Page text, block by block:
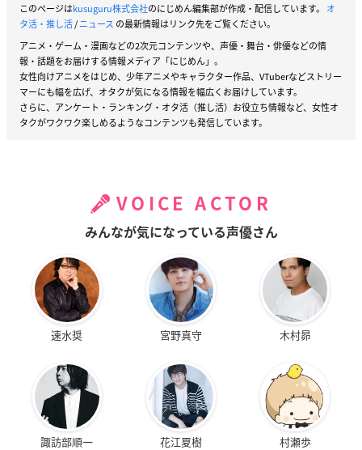
このページはkusuguru株式会社のにじめん編集部が作成・配信しています。 オ
タ活・推し活/ニュース の最新情報はリンク先をご覧ください。
アニメ・ゲーム・漫画などの2次元コンテンツや、声優・舞台・俳優などの情
報・話題をお届けする情報メディア「にじめん」。
女性向けアニメをはじめ、少年アニメやキャラクター作品、VTuberなどストリー
マーにも幅を広げ、オタクが気になる情報を幅広くお届けしています。
さらに、アンケート・ランキング・オタ活（推し活）お役立ち情報など、女性オ
タクがワクワク楽しめるようなコンテンツも発信しています。
VOICE ACTOR
みんなが気になっている声優さん
速水奨 宮野真守 木村昴
諏訪部順一 花江夏樹 村瀬歩